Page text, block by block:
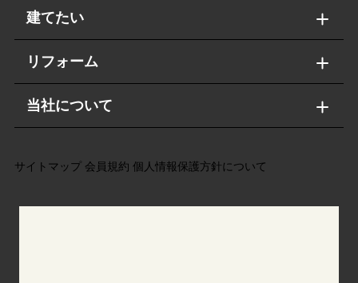
建てたい
リフォーム
当社について
サイトマップ 会員規約 個人情報保護方針について